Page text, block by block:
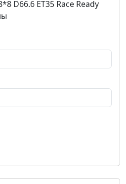
D66.6 ET35 Race Ready